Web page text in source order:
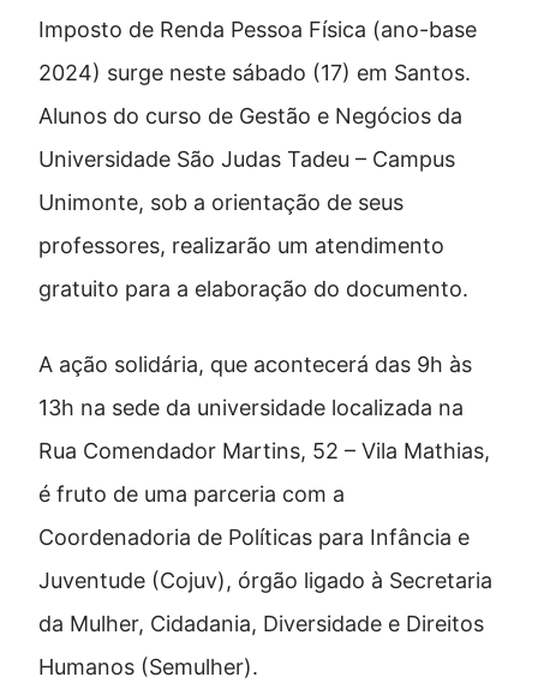
Imposto de Renda Pessoa Física (ano-base
2024) surge neste sábado (17) em Santos.
Alunos do curso de Gestão e Negócios da
Universidade São Judas Tadeu – Campus
Unimonte, sob a orientação de seus
professores, realizarão um atendimento
gratuito para a elaboração do documento.
A ação solidária, que acontecerá das 9h às
13h na sede da universidade localizada na
Rua Comendador Martins, 52 – Vila Mathias,
é fruto de uma parceria com a
Coordenadoria de Políticas para Infância e
Juventude (Cojuv), órgão ligado à Secretaria
da Mulher, Cidadania, Diversidade e Direitos
Humanos (Semulher).